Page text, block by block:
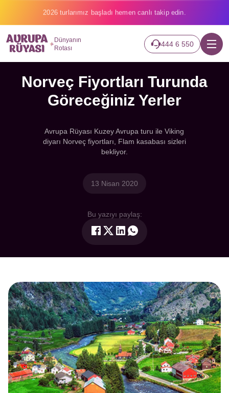
2026 turlarımız başladı hemen canlı takip edin.
Dünyanın
Rotası
444 6 550
Norveç Fiyortları Turunda
Göreceğiniz Yerler
Avrupa Rüyası Kuzey Avrupa turu ile Viking
diyarı Norveç fiyortları, Flam kasabası sizleri
bekliyor.
13 Nisan 2020
Bu yazıyı paylaş: